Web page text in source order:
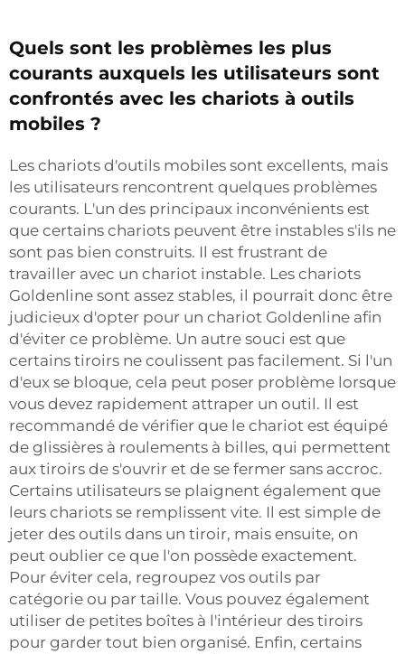
Quels sont les problèmes les plus
courants auxquels les utilisateurs sont
confrontés avec les chariots à outils
mobiles ?
Les chariots d'outils mobiles sont excellents, mais
les utilisateurs rencontrent quelques problèmes
courants. L'un des principaux inconvénients est
que certains chariots peuvent être instables s'ils ne
sont pas bien construits. Il est frustrant de
travailler avec un chariot instable. Les chariots
Goldenline sont assez stables, il pourrait donc être
judicieux d'opter pour un chariot Goldenline afin
d'éviter ce problème. Un autre souci est que
certains tiroirs ne coulissent pas facilement. Si l'un
d'eux se bloque, cela peut poser problème lorsque
vous devez rapidement attraper un outil. Il est
recommandé de vérifier que le chariot est équipé
de glissières à roulements à billes, qui permettent
aux tiroirs de s'ouvrir et de se fermer sans accroc.
Certains utilisateurs se plaignent également que
leurs chariots se remplissent vite. Il est simple de
jeter des outils dans un tiroir, mais ensuite, on
peut oublier ce que l'on possède exactement.
Pour éviter cela, regroupez vos outils par
catégorie ou par taille. Vous pouvez également
utiliser de petites boîtes à l'intérieur des tiroirs
pour garder tout bien organisé. Enfin, certains